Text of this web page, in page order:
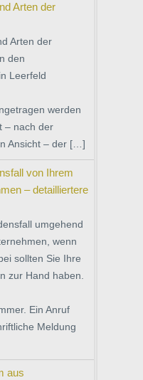
Arten der
Arten der
den
Leerfeld
werden
– nach der
Ansicht – der […]
von Ihrem
– detailliertere
umgehend
wenn
sollten Sie Ihre
zur Hand haben.
Ein Anruf
Meldung
aus